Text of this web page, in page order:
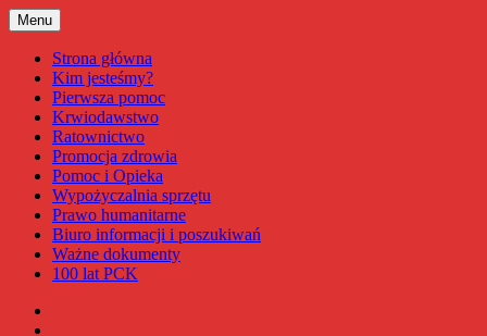
Przejdź
do
treści
Polski Czerwony Krzyż – Oddział Rejonowy w Toruniu
Menu
Strona główna
Kim jesteśmy?
Pierwsza pomoc
Krwiodawstwo
Ratownictwo
Promocja zdrowia
Pomoc i Opieka
Wypożyczalnia sprzętu
Prawo humanitarne
Biuro informacji i poszukiwań
Ważne dokumenty
100 lat PCK